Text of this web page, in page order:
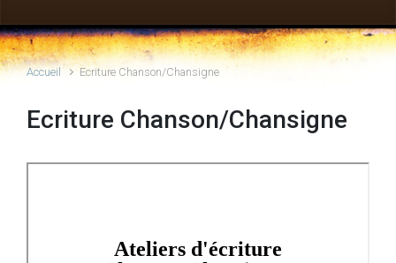
Accueil Ecriture Chanson/Chansigne
Ecriture Chanson/Chansigne